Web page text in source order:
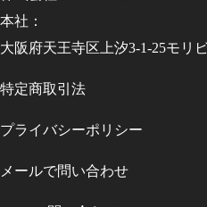
本社：
大阪府天王寺区上汐3-1-25モリ
特定商取引法
プライバシーポリシー
メールで問い合わせ